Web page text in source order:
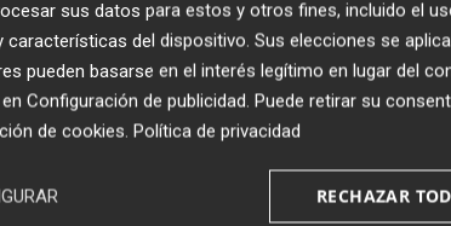
apoyar la iniciativa World Wildlife Fund
sobre los efectos del cambio climático.
consiste en apagar las luces de
día, desde las 20.30 a las 21.30. La iniciativa
animalista y se ha expandido por todo el
sus datos para estos y otros fines, incluido el
características del dispositivo. Sus elecciones se
pueden basarse en el interés legítimo en lugar del
Configuración de publicidad. Puede retirar su
de cookies. Política de privacidad
RECHAZAR